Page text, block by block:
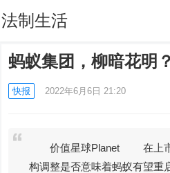
法制生活
蚂蚁集团，柳暗花明？
快报 2022年6月6日 21:20
价值星球Planet 在上市
构调整是否意味着蚂蚁有望